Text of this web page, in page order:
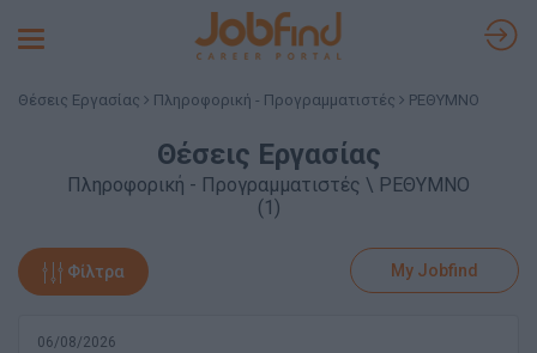
Toggle
Θέσεις Εργασίας Πληροφορική - Προγραμματιστές ΡΕΘΥΜΝΟ
Θέσεις Εργασίας
Πληροφορική - Προγραμματιστές \ ΡΕΘΥΜΝΟ
(1)
Φίλτρα My Jobfind
06/08/2026